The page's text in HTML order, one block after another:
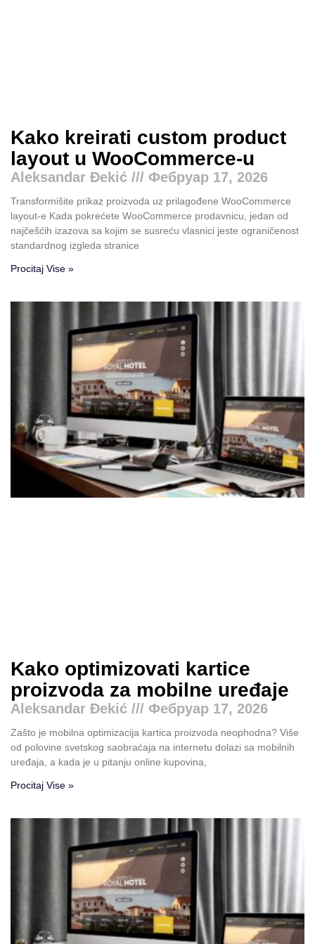
Kako kreirati custom product
layout u WooCommerce-u
Aleksandar Đekić Фебруар 17, 2026
Transformišite prikaz proizvoda uz prilagođene WooCommerce
layout-e Kada pokrećete WooCommerce prodavnicu, jedan od
najčešćih izazova sa kojim se susreću vlasnici jeste ograničenost
standardnog izgleda stranice
Procitaj Vise »
Kako optimizovati kartice
proizvoda za mobilne uređaje
Aleksandar Đekić Фебруар 17, 2026
Zašto je mobilna optimizacija kartica proizvoda neophodna? Više
od polovine svetskog saobraćaja na internetu dolazi sa mobilnih
uređaja, a kada je u pitanju online kupovina,
Procitaj Vise »